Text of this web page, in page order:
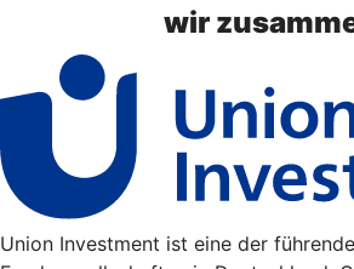
wir
Union Investment ist eine der